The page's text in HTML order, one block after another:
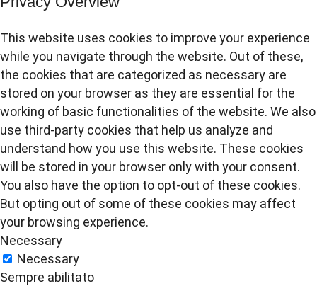
This website uses cookies to improve your experience
while you navigate through the website. Out of these,
the cookies that are categorized as necessary are
stored on your browser as they are essential for the
working of basic functionalities of the website. We also
use third-party cookies that help us analyze and
understand how you use this website. These cookies
will be stored in your browser only with your consent.
You also have the option to opt-out of these cookies.
But opting out of some of these cookies may affect
your browsing experience.
Necessary
Necessary
Sempre abilitato